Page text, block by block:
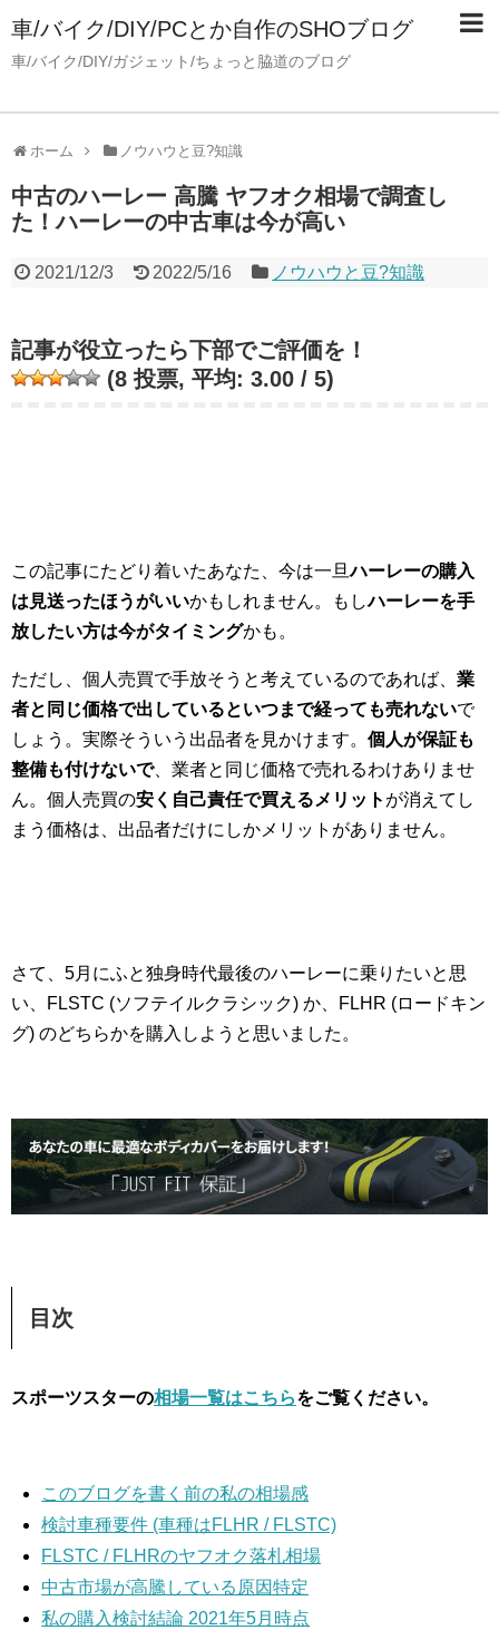
車/バイク/DIY/PCとか自作のSHOブログ
車/バイク/DIY/ガジェット/ちょっと脇道のブログ
ホーム ノウハウと豆?知識
中古のハーレー 高騰 ヤフオク相場で調査し
た！ハーレーの中古車は今が高い
2021/12/3 2022/5/16 ノウハウと豆?知識
記事が役立ったら下部でご評価を！
(8 投票, 平均: 3.00 / 5)
この記事にたどり着いたあなた、今は一旦ハーレーの購入
は見送ったほうがいいかもしれません。もしハーレーを手
放したい方は今がタイミングかも。
ただし、個人売買で手放そうと考えているのであれば、 業
者と同じ価格で出しているといつまで経っても売れないで
しょう。実際そういう出品者を見かけます。 個人が保証も
整備も付けないで、業者と同じ価格で売れるわけありませ
ん。個人売買の安く自己責任で買えるメリット が消えてし
まう価格は、出品者だけにしかメリットがありません。
さて、5月にふと独身時代最後のハーレーに乗りたいと思
い、FLSTC (ソフテイルクラシック) か、FLHR (ロードキン
グ) のどちらかを購入しようと思いました。
目次
スポーツスターの相場一覧はこちらをご覧ください。
このブログを書く前の私の相場感
検討車種要件 (車種はFLHR / FLSTC)
FLSTC / FLHRのヤフオク落札相場
中古市場が高騰している原因特定
私の購入検討結論 2021年5月時点